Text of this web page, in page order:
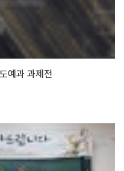
예과 과제전